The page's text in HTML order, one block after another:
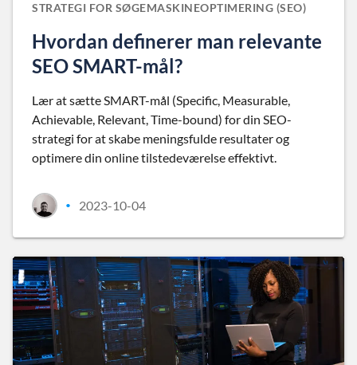
STRATEGI FOR SØGEMASKINEOPTIMERING (SEO)
Hvordan definerer man relevante
SEO SMART-mål?
Lær at sætte SMART-mål (Specific, Measurable,
Achievable, Relevant, Time-bound) for din SEO-
strategi for at skabe meningsfulde resultater og
optimere din online tilstedeværelse effektivt.
• 2023-10-04